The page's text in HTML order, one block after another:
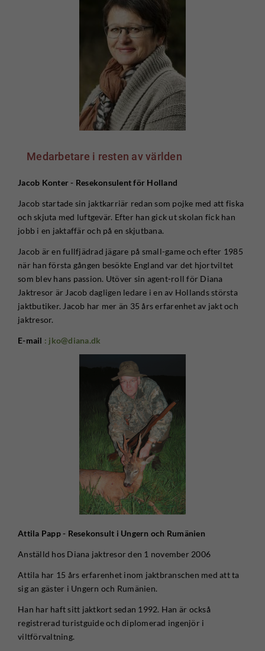
Medarbetare i resten av världen
Jacob Konter - Resekonsulent för Holland
Jacob startade sin jaktkarriär redan som pojke med att fiska
och skjuta med luftgevär. Efter han gick ut skolan fick han
jobb i en jaktaffär och på en skjutbana.
Jacob är en fullfjädrad jägare på small-game och efter 1985
när han första gången besökte England var det hjortviltet
som blev hans passion. Utöver sin agent-roll för Diana
Jaktresor är Jacob dagligen ledare i en av Hollands största
jaktbutiker. Jacob har mer än 35 års erfarenhet av jakt och
jaktresor.
E-mail : jko@diana.dk
Attila Papp - Resekonsult i Ungern och Rumänien
Anställd hos Diana jaktresor den 1 november 2006
Attila har 15 års erfarenhet inom jaktbranschen med att ta
sig an gäster i Ungern och Rumänien.
Han har haft sitt jaktkort sedan 1992. Han är också
registrerad turistguide och diplomerad ingenjör i
viltförvaltning.